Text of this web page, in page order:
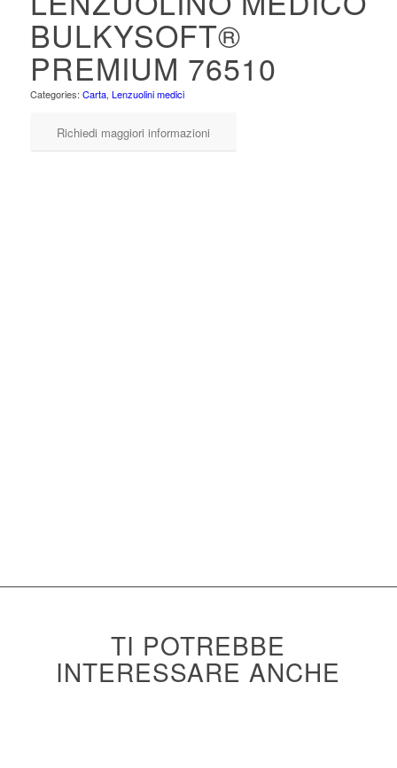
BULKYSOFT®
PREMIUM 76510
Categories: Carta, Lenzuolini medici
Richiedi maggiori informazioni
TI POTREBBE
INTERESSARE ANCHE